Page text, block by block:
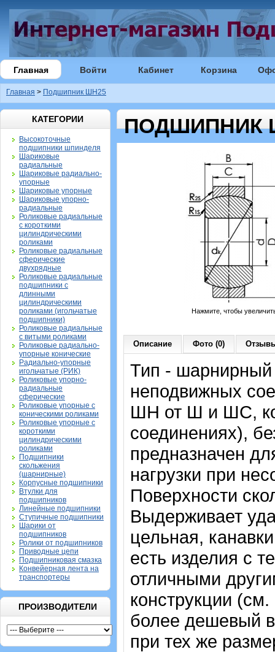
Главная Войти Кабинет Корзина
Главная > Подшипник ШН25
КАТЕГОРИИ
Высокоточные
подшипники шпинделя
Шариковые
радиальные
Шариковые радиально-
упорные
Шариковые упорные
Шариковые упорно-
радиальные
Роликовые радиальные
с короткими
цилиндрическими
роликами
Роликовые радиальные
сферические
двухрядные
Роликовые радиальные
подшипники с
длинными
цилиндрическими
роликами (игольчатые
подшипники)
Роликовые радиальные
с витыми роликами
Роликовые радиально-
упорные конические
Радиально-упорные
игольчатые (РИК)
Роликовые упорно-
радиальные
сферические
Роликовые упорные с
коническими роликами
Роликовые упорные с
короткими
цилиндрическими
роликами
Подшипники
скольжения
(шарнирные)
Корпусные подшипники
Втулки для
подшипников
Линейные подшипники
Ступичные подшипники
Шарики от
подшипников
Ролики от подшипников
Приводные цепи
Подшипниковая смазка
Конвейерная лента на
транспортеры
ПРОИЗВОДИТЕЛИ
ПОДШИПНИК
Нажмите, чтобы
Описание Фото (0)
Тип - шарнирный
неподвижных
ШН от Ш и ШС,
соединениях),
предназначен
нагрузки при
Поверхности
Выдерживает
цельная,
есть изделия с
отличными
конструкции
более дешевый
при тех же